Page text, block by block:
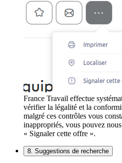
France Travail effectue
vérifier la légalité et la
malgré ces contrôles vous
inappropriés, vous pouvez
« Signaler cette offre ».
8. Suggestions de recherche